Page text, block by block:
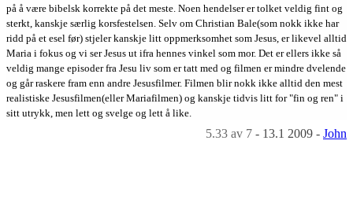
på å være bibelsk korrekte på det meste. Noen hendelser er tolket veldig fint og
sterkt, kanskje særlig korsfestelsen. Selv om Christian Bale(som nokk ikke har
ridd på et esel før) stjeler kanskje litt oppmerksomhet som Jesus, er likevel alltid
Maria i fokus og vi ser Jesus ut ifra hennes vinkel som mor. Det er ellers ikke så
veldig mange episoder fra Jesu liv som er tatt med og filmen er mindre dvelende
og går raskere fram enn andre Jesusfilmer. Filmen blir nokk ikke alltid den mest
realistiske Jesusfilmen(eller Mariafilmen) og kanskje tidvis litt for "fin og ren" i
sitt utrykk, men lett og svelge og lett å like.
5.33 av 7 - 13.1 2009 - John